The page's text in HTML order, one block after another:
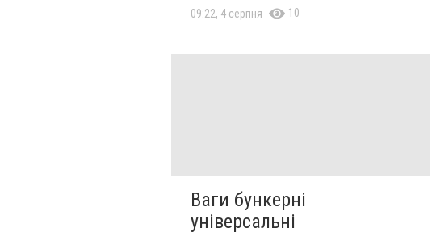
09:22, 4 серпня 10
Ваги бункерні
універсальні